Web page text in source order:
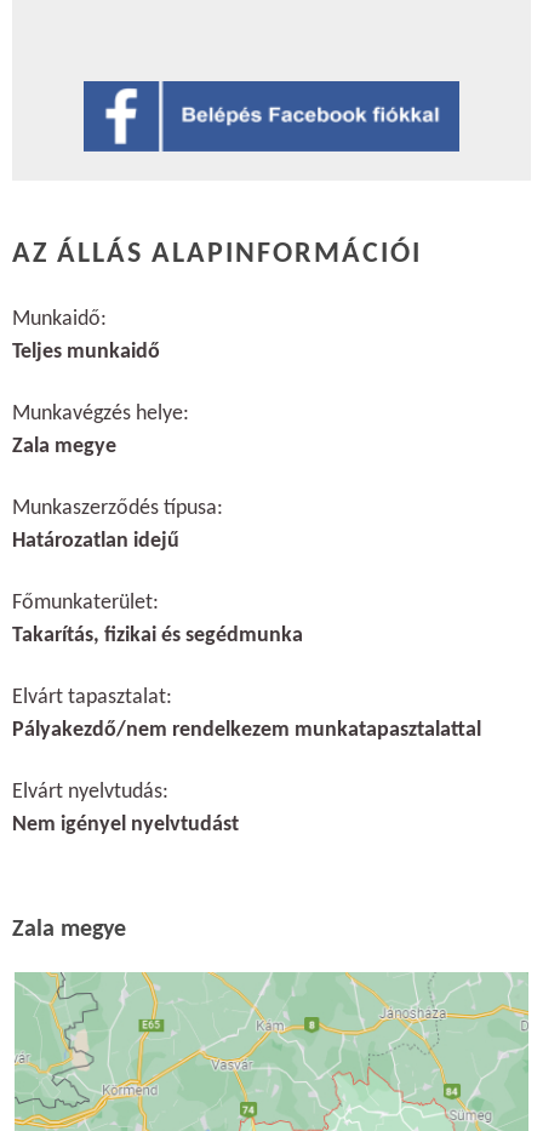
AZ ÁLLÁS ALAPINFORMÁCIÓI
Munkaidő:
Teljes munkaidő
Munkavégzés helye:
Zala megye
Munkaszerződés típusa:
Határozatlan idejű
Főmunkaterület:
Takarítás, fizikai és segédmunka
Elvárt tapasztalat:
Pályakezdő/nem rendelkezem munkatapasztalattal
Elvárt nyelvtudás:
Nem igényel nyelvtudást
Zala megye